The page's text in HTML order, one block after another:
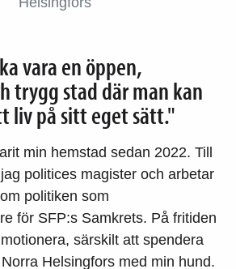
vara en öppen,
trygg stad där man kan
liv på sitt eget sätt."
min hemstad sedan 2022. Till
politices magister och arbetar
politiken som
för SFP:s Samkrets. På fritiden
särskilt att spendera
Helsingfors med min hund.